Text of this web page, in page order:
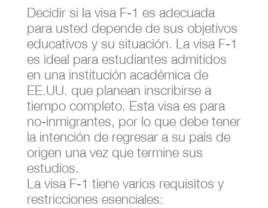
Decidir si la visa F-1 es adecuada
para usted depende de sus objetivos
educativos y su situación. La visa F-1
es ideal para estudiantes admitidos
en una institución académica de
EE.UU. que planean inscribirse a
tiempo completo. Esta visa es para
no-inmigrantes, por lo que debe tener
la intención de regresar a su país de
origen una vez que termine sus
estudios.
La visa F-1 tiene varios requisitos y
restricciones esenciales: